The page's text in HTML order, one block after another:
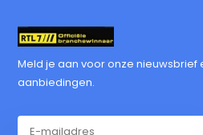
Meld je aan voor onze nieuwsbrief
aanbiedingen.